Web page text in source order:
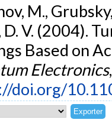
M.,
D. V. (2004).
Based on
Electronics
doi.org/